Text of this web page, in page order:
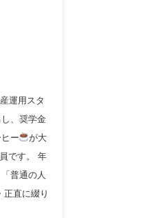
運用スタ
、奨学金
ー
が大
です。 年
普通の人
正直に綴り